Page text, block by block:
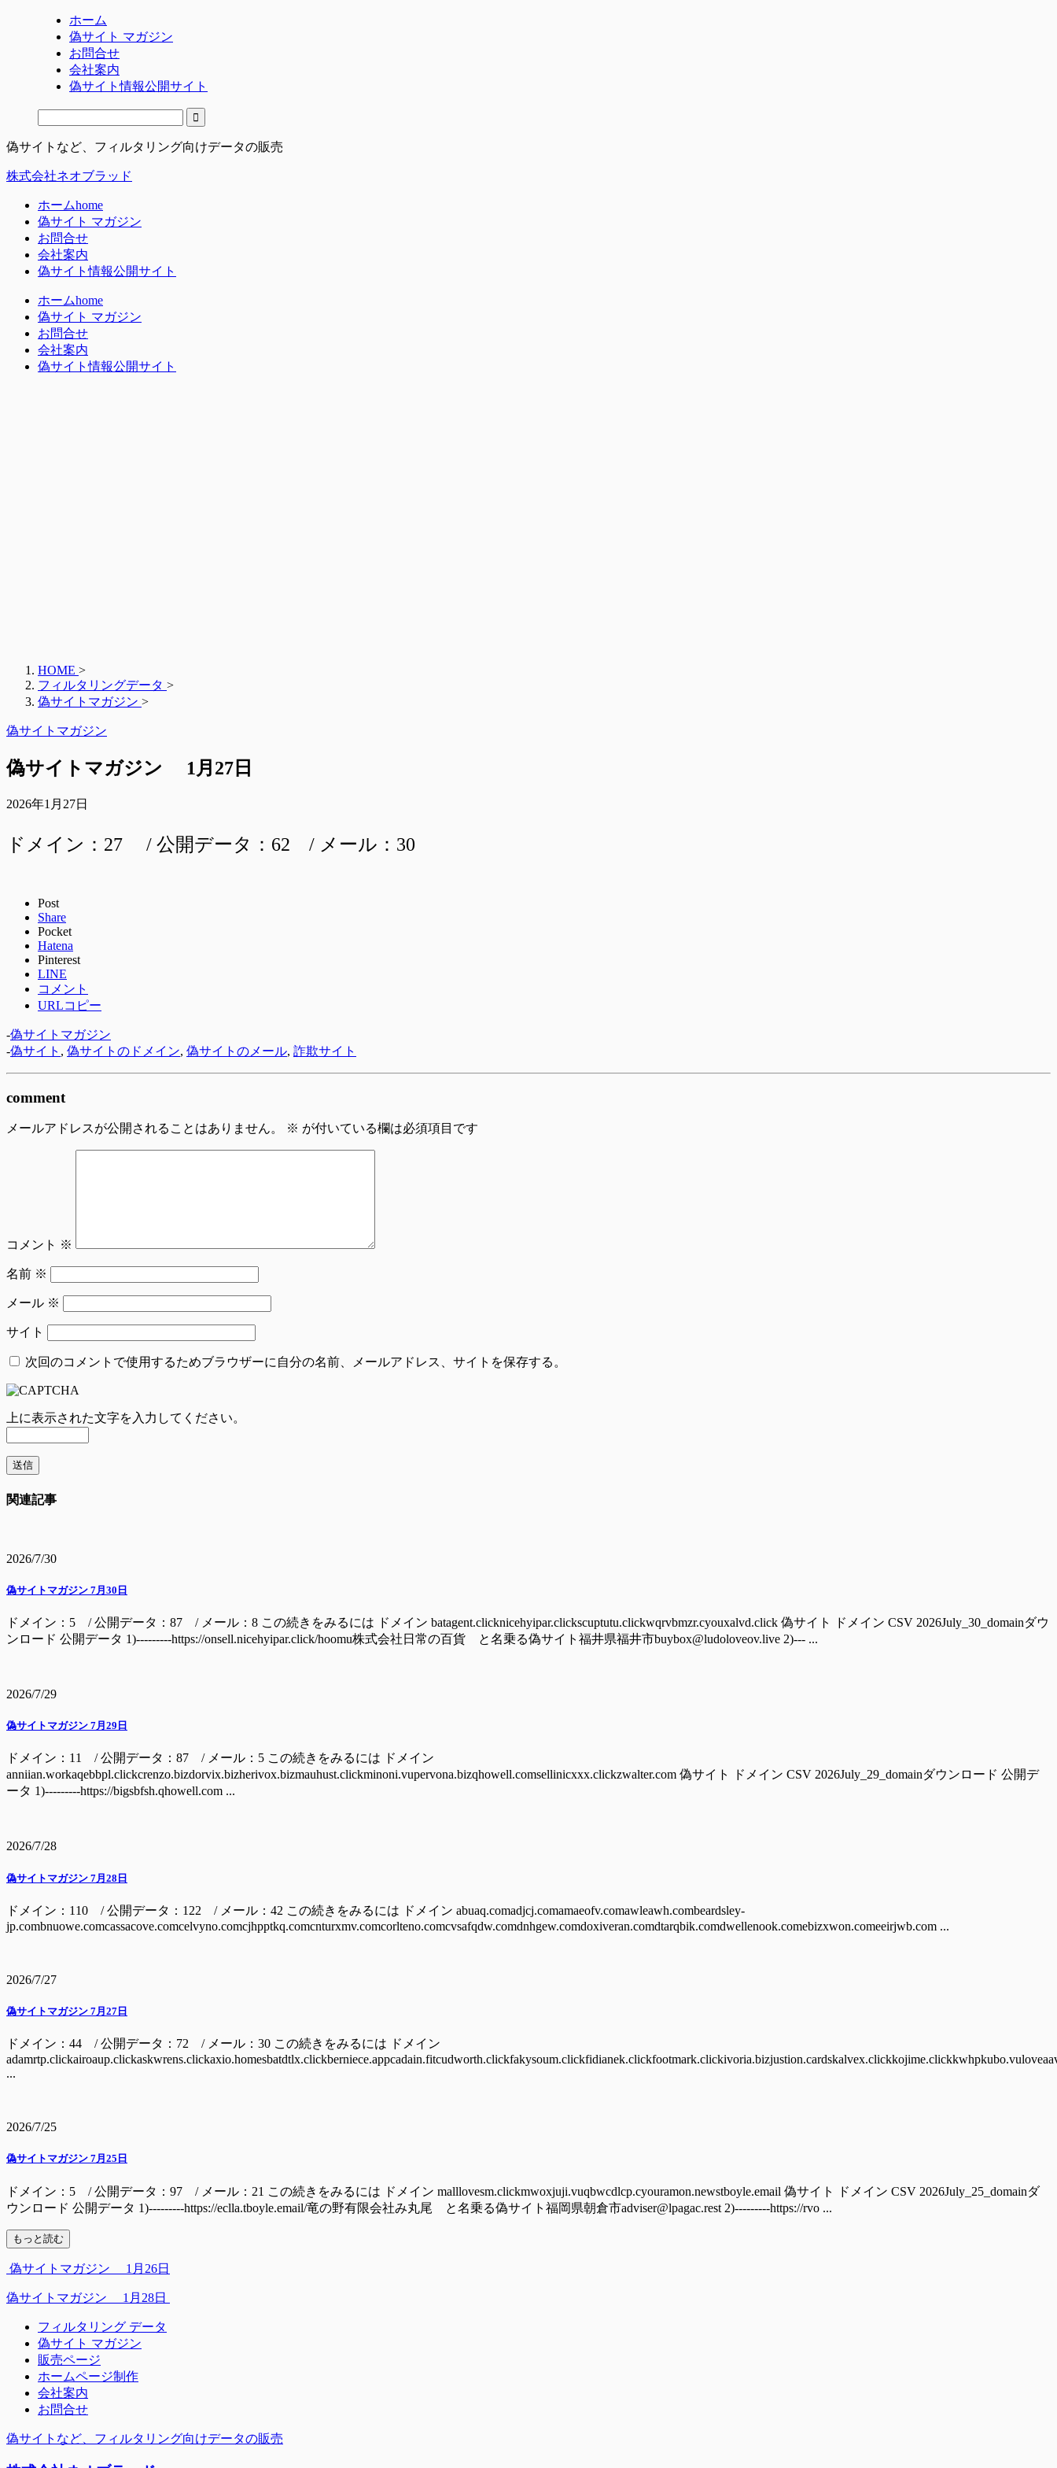
ホーム
偽サイト マガジン
お問合せ
会社案内
偽サイト情報公開サイト
偽サイトなど、フィルタリング向けデータの販売
株式会社ネオブラッド
ホームhome
偽サイト マガジン
お問合せ
会社案内
偽サイト情報公開サイト
ホームhome
偽サイト マガジン
お問合せ
会社案内
偽サイト情報公開サイト
HOME >
フィルタリングデータ >
偽サイトマガジン >
偽サイトマガジン
偽サイトマガジン 1月27日
2026年1月27日
ドメイン：27 / 公開データ：62 / メール：30
Post
Share
Pocket
Hatena
Pinterest
LINE
コメント
URLコピー
-偽サイトマガジン
-偽サイト , 偽サイトのドメイン, 偽サイトのメール, 詐欺サイト
comment
メールアドレスが公開されることはありません。 ※ が付いている欄は必須項目です
コメント ※
名前 ※
メール ※
サイト
次回のコメントで使用するためブラウザーに自分の名前、メールアドレス、サイトを保存する。
上に表示された文字を入力してください。
関連記事
2026/7/30
偽サイトマガジン 7月30日
ドメイン：5 / 公開データ：87 / メール：8 この続きをみるには ドメイン batagent.clicknicehyipar.clickscuptutu.clickwqrvbmzr.cyouxalvd.click 偽サイト ドメイン CSV 2026July_30_domainダウ
ンロード 公開データ 1)---------https://onsell.nicehyipar.click/hoomu株式会社日常の百貨 と名乗る偽サイト福井県福井市buybox@ludoloveov.live 2)--- ...
2026/7/29
偽サイトマガジン 7月29日
ドメイン：11 / 公開データ：87 / メール：5 この続きをみるには ドメイン
anniian.workaqebbpl.clickcrenzo.bizdorvix.bizherivox.bizmauhust.clickminoni.vupervona.bizqhowell.comsellinicxxx.clickzwalter.com 偽サイト ドメイン CSV 2026July_29_domainダウンロード 公開デ
ータ 1)---------https://bigsbfsh.qhowell.com ...
2026/7/28
偽サイトマガジン 7月28日
ドメイン：110 / 公開データ：122 / メール：42 この続きをみるには ドメイン abuaq.comadjcj.comamaeofv.comawleawh.combeardsley-
jp.combnuowe.comcassacove.comcelvyno.comcjhpptkq.comcnturxmv.comcorlteno.comcvsafqdw.comdnhgew.comdoxiveran.comdtarqbik.comdwellenook.comebizxwon.comeeirjwb.com ...
2026/7/27
偽サイトマガジン 7月27日
ドメイン：44 / 公開データ：72 / メール：30 この続きをみるには ドメイン
...
2026/7/25
偽サイトマガジン 7月25日
ドメイン：5 / 公開データ：97 / メール：21 この続きをみるには ドメイン malllovesm.clickmwoxjuji.vuqbwcdlcp.cyouramon.newstboyle.email 偽サイト ドメイン CSV 2026July_25_domainダ
ウンロード 公開データ 1)---------https://eclla.tboyle.email/竜の野有限会社み丸尾 と名乗る偽サイト福岡県朝倉市adviser@lpagac.rest 2)---------https://rvo ...
もっと読む
偽サイトマガジン 1月26日
偽サイトマガジン 1月28日
フィルタリング データ
偽サイト マガジン
販売ページ
ホームページ制作
会社案内
お問合せ
偽サイトなど、フィルタリング向けデータの販売